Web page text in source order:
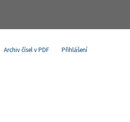
Archiv čísel v PDF Přihlášení